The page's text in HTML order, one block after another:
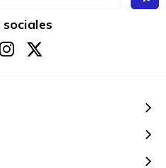
sociales